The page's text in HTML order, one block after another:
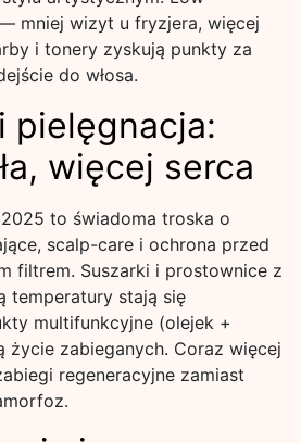
mniej wizyt u fryzjera, więcej
i tonery zyskują punkty za
do włosa.
pielęgnacja:
więcej serca
to świadoma troska o
scalp-care i ochrona przed
filtrem. Suszarki i prostownice z
temperatury stają się
multifunkcyjne (olejek +
życie zabieganych. Coraz więcej
regeneracyjne zamiast